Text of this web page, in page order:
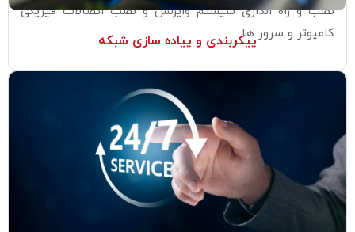
پیکربندی و پیاده سازی شبکه
نصب و راه اندازی سیستم وایرلس و نصب اتصالات فیزیکی
کامپوتر و سرور ها